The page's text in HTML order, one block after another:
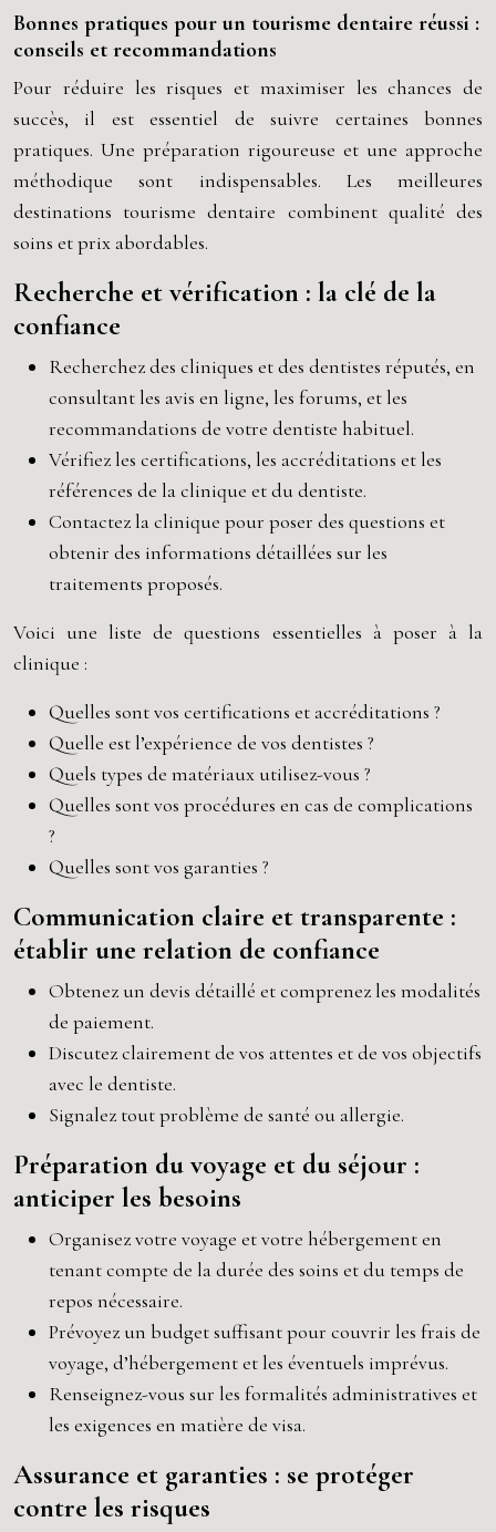
Bonnes pratiques pour un tourisme dentaire réussi :
conseils et recommandations
Pour réduire les risques et maximiser les chances de
succès, il est essentiel de suivre certaines bonnes
pratiques. Une préparation rigoureuse et une approche
méthodique sont indispensables. Les meilleures
destinations tourisme dentaire combinent qualité des
soins et prix abordables.
Recherche et vérification : la clé de la
confiance
Recherchez des cliniques et des dentistes réputés, en
consultant les avis en ligne, les forums, et les
recommandations de votre dentiste habituel.
Vérifiez les certifications, les accréditations et les
références de la clinique et du dentiste.
Contactez la clinique pour poser des questions et
obtenir des informations détaillées sur les
traitements proposés.
Voici une liste de questions essentielles à poser à la
clinique :
Quelles sont vos certifications et accréditations ?
Quelle est l’expérience de vos dentistes ?
Quels types de matériaux utilisez-vous ?
Quelles sont vos procédures en cas de complications
?
Quelles sont vos garanties ?
Communication claire et transparente :
établir une relation de confiance
Obtenez un devis détaillé et comprenez les modalités
de paiement.
Discutez clairement de vos attentes et de vos objectifs
avec le dentiste.
Signalez tout problème de santé ou allergie.
Préparation du voyage et du séjour :
anticiper les besoins
Organisez votre voyage et votre hébergement en
tenant compte de la durée des soins et du temps de
repos nécessaire.
Prévoyez un budget suffisant pour couvrir les frais de
voyage, d’hébergement et les éventuels imprévus.
Renseignez-vous sur les formalités administratives et
les exigences en matière de visa.
Assurance et garanties : se protéger
contre les risques